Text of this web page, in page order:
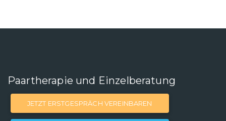
Paartherapie und Einzelberatung
JETZT ERSTGESPRÄCH VEREINBAREN